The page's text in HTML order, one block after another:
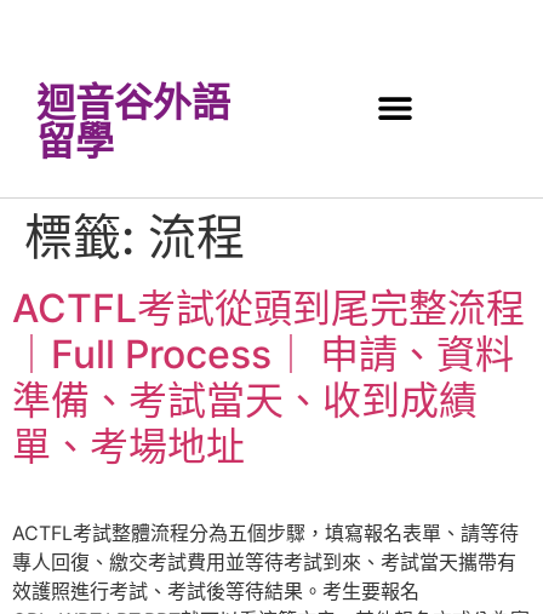
迴音谷外語
留學
標籤: 流程
ACTFL考試從頭到尾完整流程
｜Full Process｜ 申請、資料
準備、考試當天、收到成績
單、考場地址
ACTFL考試整體流程分為五個步驟，填寫報名表單、請等待
專人回復、繳交考試費用並等待考試到來、考試當天攜帶有
效護照進行考試、考試後等待結果。考生要報名